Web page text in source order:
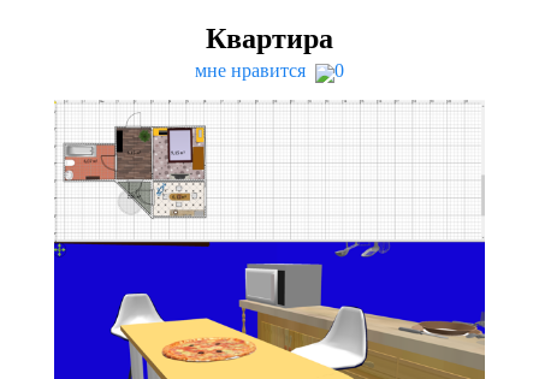
Квартира
мне нравится 0